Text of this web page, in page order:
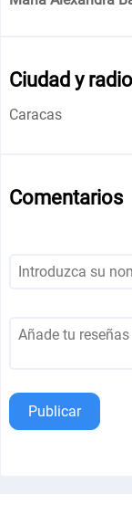
Ciudad y
Caracas
Comentarios
Publicar